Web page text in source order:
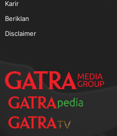
TERPOPULER